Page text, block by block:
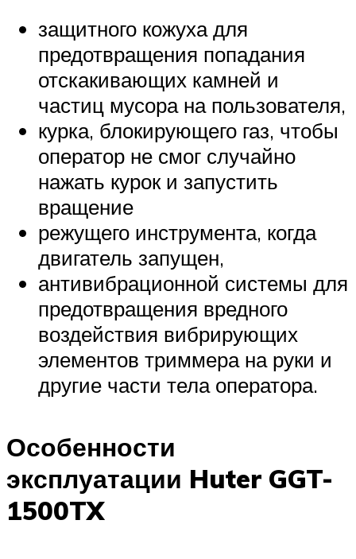
защитного кожуха для
предотвращения попадания
отскакивающих камней и
частиц мусора на пользователя,
курка, блокирующего газ, чтобы
оператор не смог случайно
нажать курок и запустить
вращение
режущего инструмента, когда
двигатель запущен,
антивибрационной системы для
предотвращения вредного
воздействия вибрирующих
элементов триммера на руки и
другие части тела оператора.
Особенности
эксплуатации Huter GGT-
1500TX